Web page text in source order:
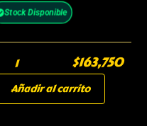
Stock Disponible
$163,750
Añadir al carrito